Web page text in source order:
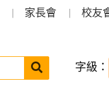
家長會 校友
搜
送出 字級：